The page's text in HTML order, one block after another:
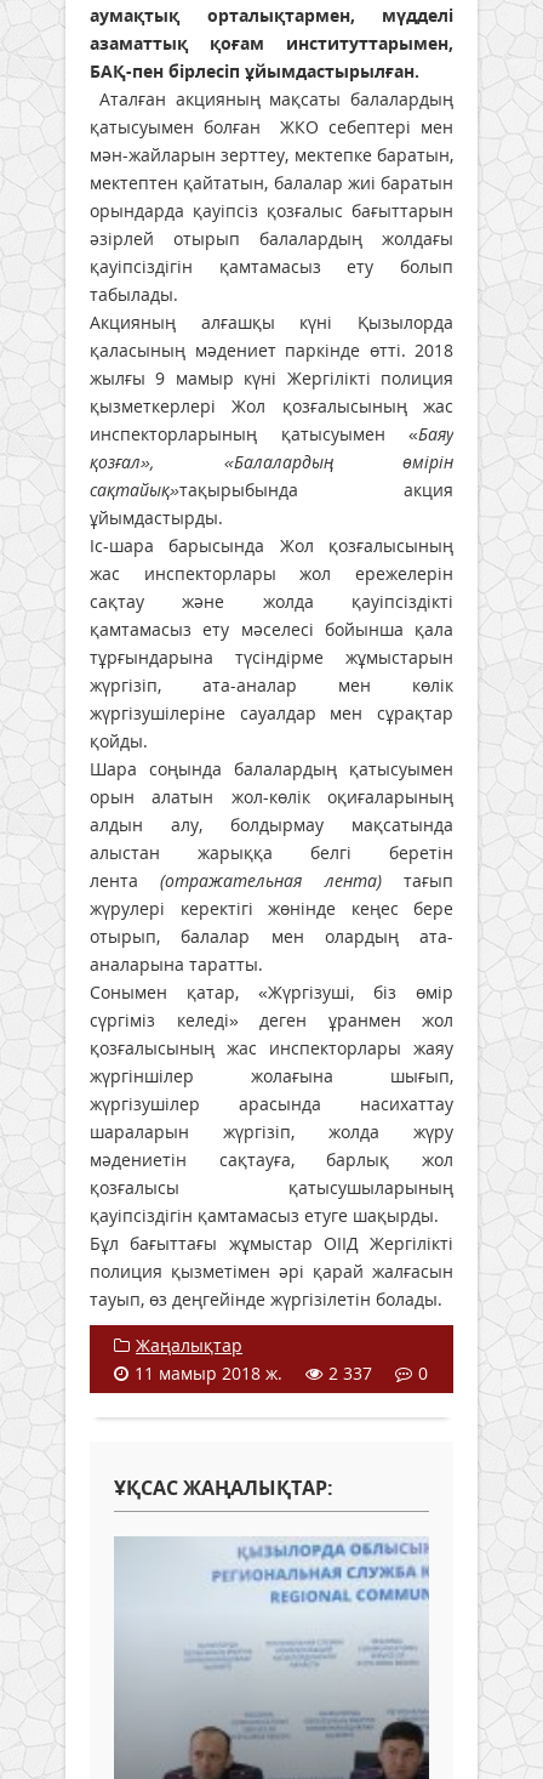
аумақтық орталықтармен, мүдделі
азаматтық қоғам институттарымен,
БАҚ-пен бірлесіп ұйымдастырылған.
Аталған акцияның мақсаты балалардың
қатысуымен болған ЖКО себептері мен
мән-жайларын зерттеу, мектепке баратын,
мектептен қайтатын, балалар жиі баратын
орындарда қауіпсіз қозғалыс бағыттарын
әзірлей отырып балалардың жолдағы
қауіпсіздігін қамтамасыз ету болып
табылады.
Акцияның алғашқы күні Қызылорда
қаласының мәдениет паркінде өтті. 2018
жылғы 9 мамыр күні Жергілікті полиция
қызметкерлері Жол қозғалысының жас
инспекторларының қатысуымен «Баяу
қозғал», «Балалардың өмірін
сақтайық»тақырыбында акция
ұйымдастырды.
Іс-шара барысында Жол қозғалысының
жас инспекторлары жол ережелерін
сақтау және жолда қауіпсіздікті
қамтамасыз ету мәселесі бойынша қала
тұрғындарына түсіндірме жұмыстарын
жүргізіп, ата-аналар мен көлік
жүргізушілеріне сауалдар мен сұрақтар
қойды.
Шара соңында балалардың қатысуымен
орын алатын жол-көлік оқиғаларының
алдын алу, болдырмау мақсатында
алыстан жарыққа белгі беретін
лента(отражательная лента)тағып
жүрулері керектігі жөнінде кеңес бере
отырып, балалар мен олардың ата-
аналарына таратты.
Сонымен қатар, «Жүргізуші, біз өмір
сүргіміз келеді» деген ұранмен жол
қозғалысының жас инспекторлары жаяу
жүргіншілер жолағына шығып,
жүргізушілер арасында насихаттау
шараларын жүргізіп, жолда жүру
мәдениетін сақтауға, барлық жол
қозғалысы қатысушыларының
қауіпсіздігін қамтамасыз етуге шақырды.
Бұл бағыттағы жұмыстар ОІІД Жергілікті
полиция қызметімен әрі қарай жалғасын
тауып, өз деңгейінде жүргізілетін болады.
Жаңалықтар
11 мамыр 2018 ж.
2 337 0
ҰҚСАС ЖАҢАЛЫҚТАР: